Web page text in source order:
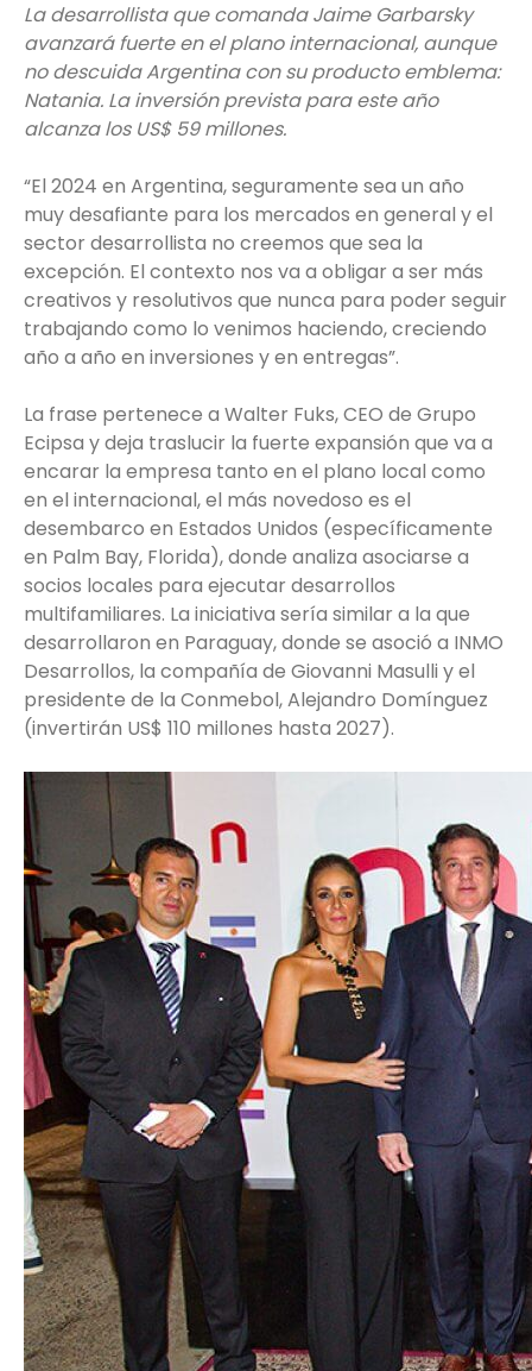
La desarrollista que comanda Jaime Garbarsky
avanzará fuerte en el plano internacional, aunque
no descuida Argentina con su producto emblema:
Natania. La inversión prevista para este año
alcanza los US$ 59 millones.
“El 2024 en Argentina, seguramente sea un año
muy desafiante para los mercados en general y el
sector desarrollista no creemos que sea la
excepción. El contexto nos va a obligar a ser más
creativos y resolutivos que nunca para poder seguir
trabajando como lo venimos haciendo, creciendo
año a año en inversiones y en entregas”.
La frase pertenece a Walter Fuks, CEO de Grupo
Ecipsa y deja traslucir la fuerte expansión que va a
encarar la empresa tanto en el plano local como
en el internacional, el más novedoso es el
desembarco en Estados Unidos (específicamente
en Palm Bay, Florida), donde analiza asociarse a
socios locales para ejecutar desarrollos
multifamiliares. La iniciativa sería similar a la que
desarrollaron en Paraguay, donde se asoció a INMO
Desarrollos, la compañía de Giovanni Masulli y el
presidente de la Conmebol, Alejandro Domínguez
(invertirán US$ 110 millones hasta 2027).